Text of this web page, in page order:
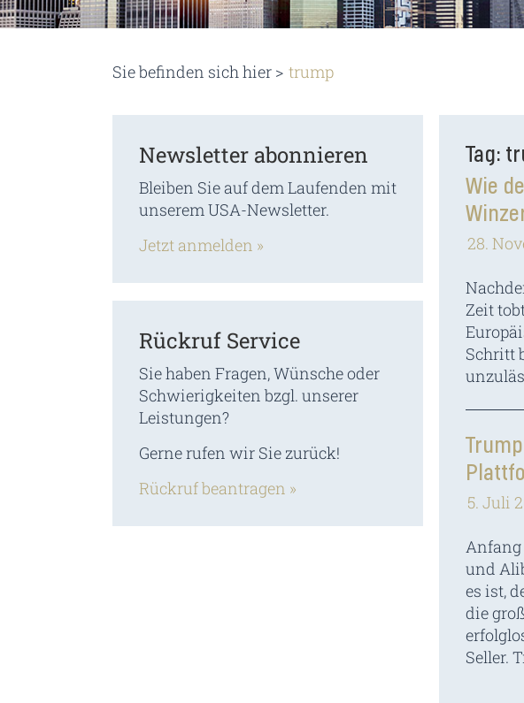
Sie befinden sich hier > trump
Tag:
Wie
28.
Zeit
Schritt
5. Juli
Anfang
und
es ist,
die
Seller.
Newsletter abonnieren
Bleiben Sie auf dem Laufenden mit
unserem USA-Newsletter.
Jetzt anmelden »
Rückruf Service
Sie haben Fragen, Wünsche oder
Schwierigkeiten bzgl. unserer
Leistungen?
Gerne rufen wir Sie zurück!
Rückruf beantragen »